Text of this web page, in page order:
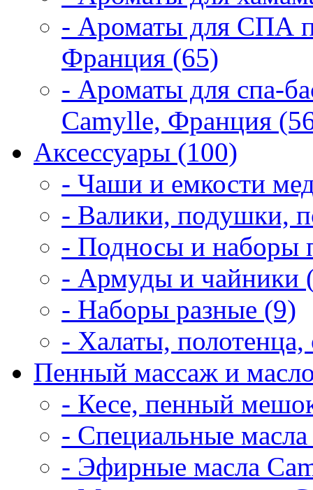
- Ароматы для СПА
Франция (65)
- Ароматы для спа-
Camylle, Франция
Аксессуары (100)
- Чаши и емкости
- Валики, подушки,
- Подносы и наборы
- Армуды и чайники
- Наборы разные (9)
- Халаты, полотенца,
Пенный массаж и
- Кесе, пенный
- Специальные
- Эфирные масла